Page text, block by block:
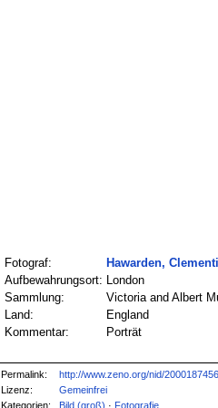
Fotograf:
Hawarden,
Aufbewahrungsort: London
Sammlung:
Victoria and Albert
Land:
England
Kommentar:
Porträt
Permalink:
http://www.zeno.org/nid/
Lizenz:
Gemeinfrei
Kategorien:
Bild (groß) · Fotografie